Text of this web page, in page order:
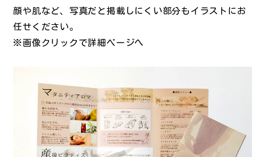
顔や肌など、写真だと掲載しにくい部分もイラストにお
任せください。
※画像クリックで詳細ページへ